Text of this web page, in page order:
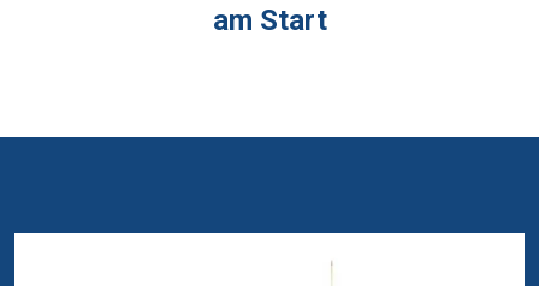
am Start